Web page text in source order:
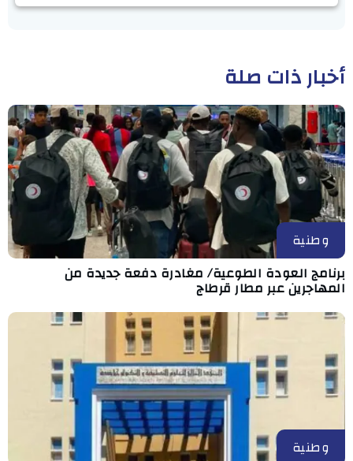
أخبار ذات صلة
وطنية
برنامج العودة الطوعية/ مغادرة دفعة جديدة من
المهاجرين عبر مطار قرطاج
وطنية